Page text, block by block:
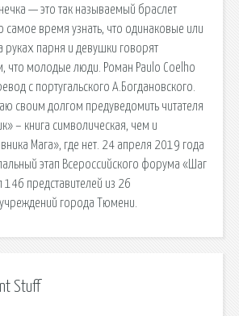
— это так называемый браслет
время узнать, что одинаковые или
руках парня и девушки говорят
что молодые люди. Роман Paulo Coelho
с португальского А.Богдановского.
своим долгом предуведомить читателя
– книга символическая, чем и
Мага», где нет. 24 апреля 2019 года
этап Всероссийского форума «Шаг
представителей из 26
города Тюмени.
Stuff